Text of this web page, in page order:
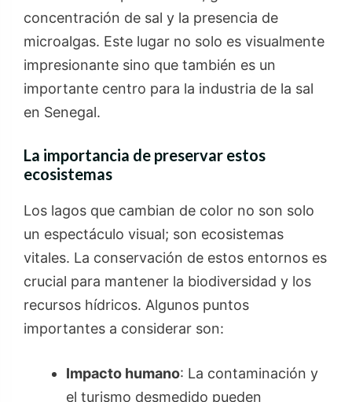
concentración de sal y la presencia de
microalgas. Este lugar no solo es visualmente
impresionante sino que también es un
importante centro para la industria de la sal
en Senegal.
La importancia de preservar estos
ecosistemas
Los lagos que cambian de color no son solo
un espectáculo visual; son ecosistemas
vitales. La conservación de estos entornos es
crucial para mantener la biodiversidad y los
recursos hídricos. Algunos puntos
importantes a considerar son:
Impacto humano: La contaminación y
el turismo desmedido pueden